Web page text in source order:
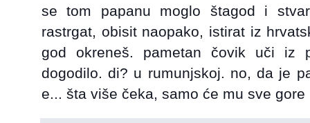
se tom papanu moglo štagod i
rastrgat, obisit naopako, istirat iz
god okreneš. pametan čovik uči iz
dogodilo. di? u rumunjskoj. no, da je
e... šta više čeka, samo će mu sve